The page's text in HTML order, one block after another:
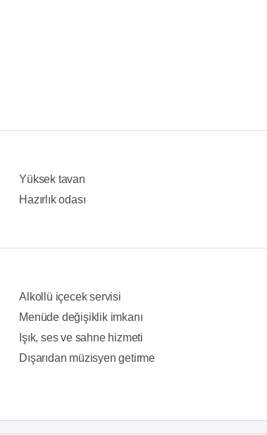
Yüksek tavan
Hazırlık odası
Alkollü içecek servisi
Menüde değişiklik imkanı
Işık, ses ve sahne hizmeti
Dışarıdan müzisyen getirme